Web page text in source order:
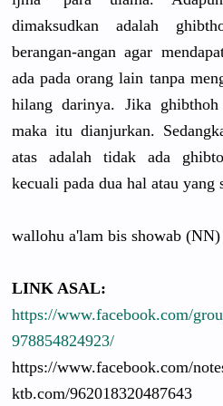
dimaksudkan adalah
berangan-angan agar
ada pada orang lain tanpa
hilang darinya. Jika
maka itu dianjurkan.
atas adalah tidak ada
kecuali pada dua hal atau yang
wallohu a'lam bis showab (NN)
LINK ASAL:
https://www.facebook.com/
978854824923/
https://www.facebook.com/
ktb.com/962018320487643